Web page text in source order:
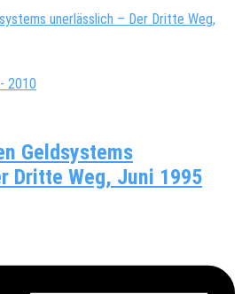
2010
Geldsystems
Dritte Weg, Juni 1995